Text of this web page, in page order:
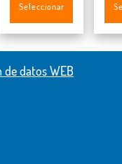
Seleccionar
datos WEB